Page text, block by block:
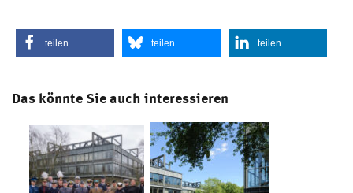
teilen teilen teilen
Das könnte Sie auch interessieren